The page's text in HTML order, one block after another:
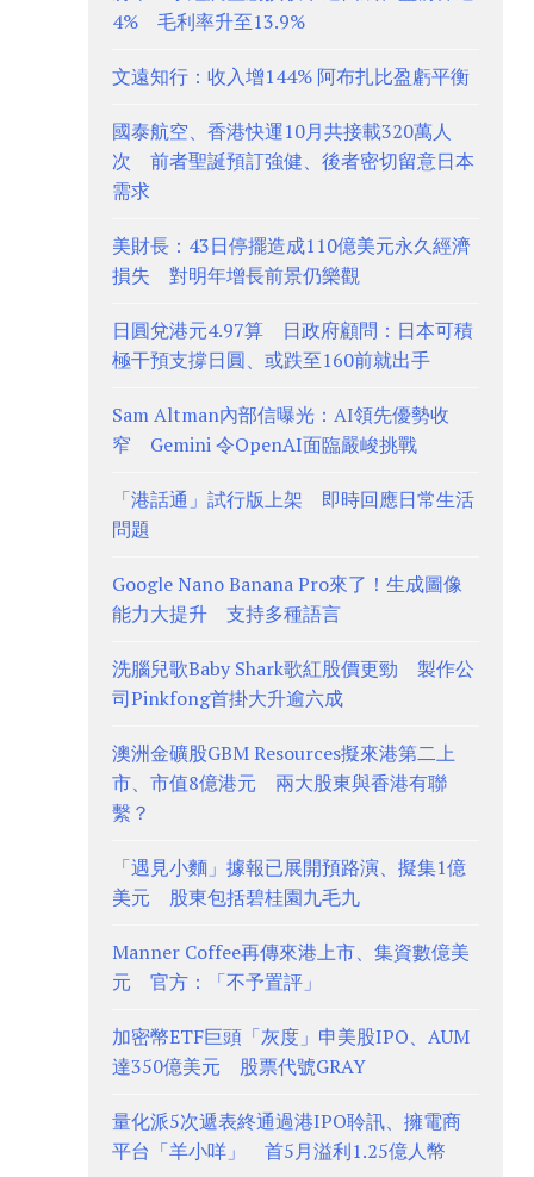
4% 毛利率升至13.9%
文遠知行：收入增144% 阿布扎比盈虧平衡
國泰航空、香港快運10月共接載320萬人
次 前者聖誕預訂強健、後者密切留意日本
需求
美財長：43日停擺造成110億美元永久經濟
損失 對明年增長前景仍樂觀
日圓兌港元4.97算 日政府顧問：日本可積
極干預支撐日圓、或跌至160前就出手
Sam Altman內部信曝光：AI領先優勢收
窄 Gemini 令OpenAI面臨嚴峻挑戰
「港話通」試行版上架 即時回應日常生活
問題
Google Nano Banana Pro來了！生成圖像
能力大提升 支持多種語言
洗腦兒歌Baby Shark歌紅股價更勁 製作公
司Pinkfong首掛大升逾六成
澳洲金礦股GBM Resources擬來港第二上
市、市值8億港元 兩大股東與香港有聯
繫？
「遇見小麵」據報已展開預路演、擬集1億
美元 股東包括碧桂園九毛九
Manner Coffee再傳來港上市、集資數億美
元 官方：「不予置評」
加密幣ETF巨頭「灰度」申美股IPO、AUM
達350億美元 股票代號GRAY
量化派5次遞表終通過港IPO聆訊、擁電商
平台「羊小咩」 首5月溢利1.25億人幣